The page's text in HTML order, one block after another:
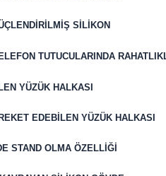
SİLİKON
TUTUCULARINDA
YÜZÜK HALKASI
EDEBİLEN YÜZÜK HALKASI
STAND OLMA ÖZELLİĞİ